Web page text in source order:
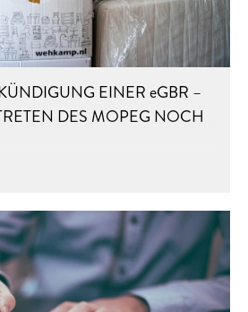
EINER eGBR –
DES MOPEG NOCH